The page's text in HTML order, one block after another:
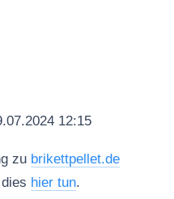
12:15
zu brikettpellet.de
hier tun.